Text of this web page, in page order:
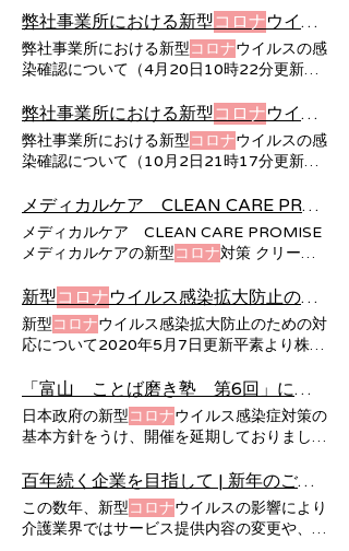
だけるよう、お客様や、関係機関の皆様のお
声を大切にし、当局の指導などに基づいた対
応を実施しながら、「メディカルケア
ロナ ウイルス
家族向け注意喚起資料ｑ 新型コロナ ウイル
ス対応に関する居宅サービス（短期入所
お知らせ一覧へ 弊社事業所における新型
ロナ ウイルスの感染確認について（ 9月15
日10時23分更新） 8月8日、弊社事業所ケ
アホームあきもとの小規模多機能型居宅介護
サービスのご利用者様2名、従業員1名の計3
名が、新型コロナウイルスに感染していたこ
とを確認いたしました。 本件においては、
ご利用者様3名（うち通いサービス2名）、
に感染していたことを確認しております。
、安心・快適にサービスをご利用いただける
よう、お客様や、関係機関の皆様のお声を大
切にし、当局の指導などに基づいた対応を実
施しながら、「メディカルケア CLEAN
CARE PROMISE」における新型コロナウイ
ルス
弊社事業所における新型コロナウイルスの感染確認について（4月20日10時22分更新）｜株式会社メディカルケア
弊社事業所における新型コロナウイルスの感
染確認について（4月20日10時22分更新）
お知らせ一覧へ 弊社事業所における新型
ロナ ウイルスの感染確認について（ 4月20
日10時22分更新） 2月16日、弊社事業所ケ
アホームほりおかのご利用者様2名、従業員
1名の計3名が、新型
していたことを確認いたしました。 当該事
業所では、これまでに複数回PCR検査およ
び抗原検査を実施しており、3月17日15時
名が新型コロナウイルスに感染していたこと
を確認しております。 また、ケアホームほ
りおかでの新型コロナ ウイルスの発生にあた
同心より御礼申し上げます。
弊社事業所における新型コロナウイルスの感染確認について（10月2日21時17分更新）｜株式会社メディカルケア
弊社事業所における新型コロナウイルスの感
染確認について（10月2日21時17分更新）
お知らせ一覧へ 弊社事業所における新型
ロナウイルスの感染確認について（ 10月2
日21時17分更新） 8月19日、弊社事業所ケ
アコミュニティしんせいのご利用者様1名
が、新型コロナ
ウイルスに感染していたこと
を確認いたしました。 本件に関連する新型
コロナ ウイルスの感染確認状況は、ご利用者
様16名、従業員10名の計26名が、感染して
コミュニティしんせいでの新型コロナウイル
スの感染確認にあたり、ご尽力いただきまし
た皆様に弊社社員一同心より御礼申し上げま
メディカルケア CLEAN CARE PROMISE メディカルケアの新型
メディカルケア CLEAN CARE PROMISE
メディカルケアの新型コロナ対策 クリーン
対策についてご案内いたします 「メディカ
ルケア CLEAN CARE これからもスタッフ
一丸となって、新型コロナウイルスをはじめ
とした、さまざまな感染症の予防対策に取り
組んでまいります。
新型コロナウイルス感染拡大防止のための対応について | 株式会社メディカルケア
新型コロナウイルス感染拡大防止のための対
応について2020年5月7日更新平素より株式
とうございます。 1.面会の制限に 新型コロ
ナウイルス感染拡大防止のための対応につい
て 0000年00月00日更新 2020年9月2日よ
り、新型 コロナ ウイルスに関するページを移
動いたしました。 こちらのページにて、新
型コロナウイルス感染拡大を予防する取り組
みと、ご利用に際してのお願いなどについて
ご案内しております。 新型コロナウイルス
「富山 ことば磨き塾 第6回」について | 株式会社メディカルケア
日本政府の新型コロナウイルス感染症対策の
基本方針をうけ、開催を延期しておりまし
が決定いたしましたので、ご案内いたしま
す。​ 日本政府の新型コロナウイルス感染症
対策の基本方針をうけ、開催を延期しており
ました、「富山 ことば磨き塾 第6回」は、
百年続く企業を目指して | 新年のご挨拶 | トピックス | 株式会社メディカルケア
この数年、新型コロナウイルスの影響により
介護業界ではサービス提供内容の変更や、面